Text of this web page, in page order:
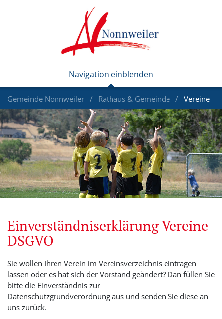
Gemeinde Nonnweiler Rathaus & Gemeinde Vereine
Einverständniserklärung Vereine
DSGVO
Sie wollen Ihren Verein im Vereinsverzeichnis eintragen
lassen oder es hat sich der Vorstand geändert? Dan füllen Sie
bitte die Einverständnis zur
Datenschutzgrundverordnung aus und senden Sie diese an
uns zurück.